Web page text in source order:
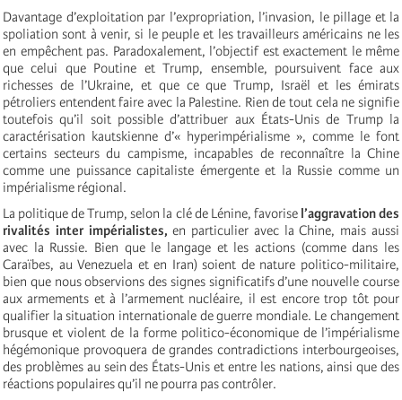
Davantage d’exploitation par l’expropriation, l’invasion, le pillage et la
spoliation sont à venir, si le peuple et les travailleurs américains ne les
en empêchent pas. Paradoxalement, l’objectif est exactement le même
que celui que Poutine et Trump, ensemble, poursuivent face aux
richesses de l’Ukraine, et que ce que Trump, Israël et les émirats
pétroliers entendent faire avec la Palestine. Rien de tout cela ne signifie
toutefois qu’il soit possible d’attribuer aux États-Unis de Trump la
caractérisation kautskienne d’« hyperimpérialisme », comme le font
certains secteurs du campisme, incapables de reconnaître la Chine
comme une puissance capitaliste émergente et la Russie comme un
impérialisme régional.
La politique de Trump, selon la clé de Lénine, favorise l’aggravation des
rivalités inter impérialistes,en particulier avec la Chine, mais aussi
avec la Russie. Bien que le langage et les actions (comme dans les
Caraïbes, au Venezuela et en Iran) soient de nature politico-militaire,
bien que nous observions des signes significatifs d’une nouvelle course
aux armements et à l’armement nucléaire, il est encore trop tôt pour
qualifier la situation internationale de guerre mondiale. Le changement
brusque et violent de la forme politico-économique de l’impérialisme
hégémonique provoquera de grandes contradictions interbourgeoises,
des problèmes au sein des États-Unis et entre les nations, ainsi que des
réactions populaires qu’il ne pourra pas contrôler.